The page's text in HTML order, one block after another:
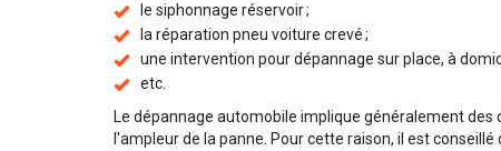
le siphonnage réservoir ;
la réparation pneu voiture crevé ;
une intervention pour dépannage sur place, à
etc.
Le dépannage automobile implique généralement
l'ampleur de la panne. Pour cette raison, il est